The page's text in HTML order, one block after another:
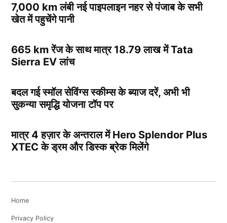
7,000 km लंबी नई पाइपलाइन नहर से पंजाब के सभी
खेत में पहुचेंगे पानी
665 km रेंज के साथ मात्र 18.79 लाख में Tata
Sierra EV लांच
बदल गई स्मॉल सेविंग्स स्कीम्स के ब्याज दरें, अभी भी
सुकन्या समृद्धि योजना टॉप पर
मात्र 4 हज़ार के अन्तराल में Hero Splendor Plus
XTEC के ड्रम और डिस्क ब्रेक मिलेंगे
Home
Privacy Policy